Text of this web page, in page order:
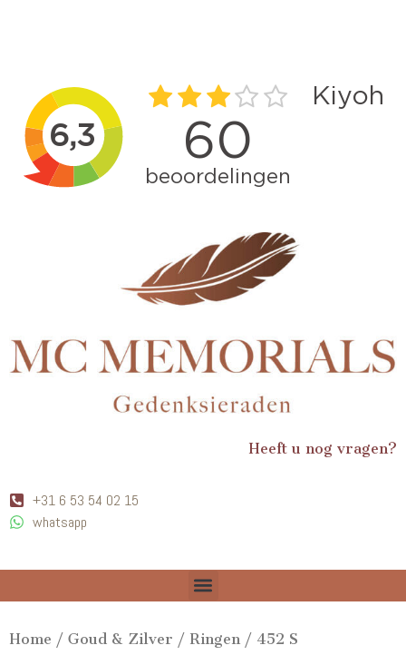
Heeft u nog vragen?
+31 6 53 54 02 15
whatsapp
Home / Goud & Zilver / Ringen / 452 S